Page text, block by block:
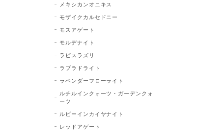
メキシカンオニキス
モザイクカルセドニー
モスアゲート
モルデナイト
ラピスラズリ
ラブラドライト
ラベンダーフローライト
ルチルインクォーツ・ガーデンクォ
ーツ
ルビーインカイヤナイト
レッドアゲート